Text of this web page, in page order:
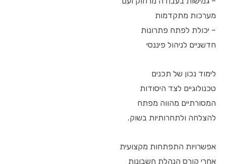
מערכות מתקדמות
– יכולת לפתח פתרונות
חדשניים לניהול פיננסי
לימוד נכון של תכנים
טכנולוגיים לצד היסודות
המסורתיים מהווה מפתח
להצלחה ולתחרותיות בשוק.
אפשרויות התפתחות מקצועית
אחרי קורס הנהלת חשבונות